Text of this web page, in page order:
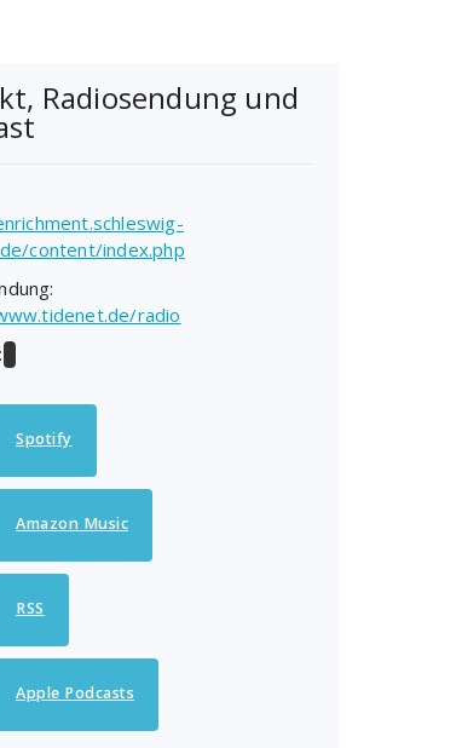
Radiosendung und
content/index.php
radio
Spotify
Amazon Music
RSS
Apple Podcasts